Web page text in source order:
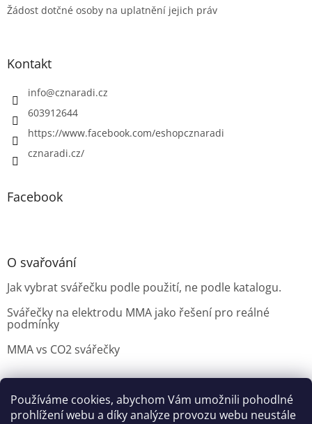
Používáme cookies, abychom Vám umožnili pohodlné
prohlížení webu a díky analýze provozu webu neustále
Žádost dotčné osoby na uplatnění jejich práv
Kontakt
info@cznaradi.cz
603912644
https://www.facebook.com/eshopcznaradi
cznaradi.cz/
Facebook
O svařování
Jak vybrat svářečku podle použití, ne podle katalogu.
Svářečky na elektrodu MMA jako řešení pro reálné
podmínky
MMA vs CO2 svářečky
Možnosti doručení Nakupovani Možností platby
Výběr svářečky